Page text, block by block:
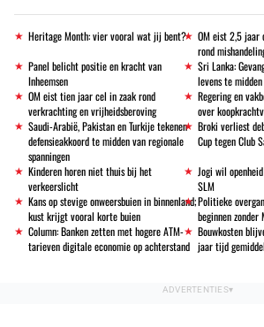
Heritage Month: vier vooral wat jij bent?
OM eist 2,5 jaar
rond
Panel belicht positie en kracht van
Inheemsen
Sri Lanka:
levens te
OM eist tien jaar cel in zaak rond
verkrachting en vrijheidsberoving
Regering en
over
Saudi-Arabië, Pakistan en Turkije tekenen
defensieakkoord te midden van regionale
spanningen
Broki verliest
Cup tegen Club
Kinderen horen niet thuis bij het
verkeerslicht
Jogi wil
SLM
Kans op stevige onweersbuien in binnenland;
kust krijgt vooral korte buien
Politieke
beginnen zonder
Column: Banken zetten met hogere ATM-
tarieven digitale economie op achterstand
Bouwkosten
jaar tijd